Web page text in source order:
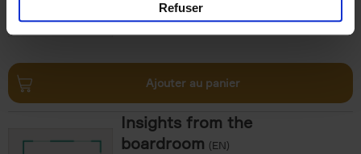
Refuser
Ajouter au panier
Insights from the
boardroom (EN)